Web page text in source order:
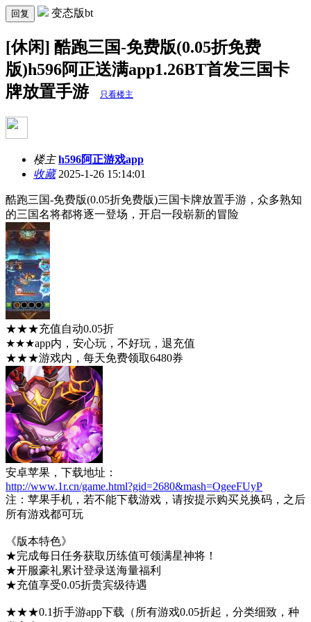
回复 变态版bt
[休闲] 酷跑三国-免费版(0.05折免费
版)h596阿正送满app1.26BT首发三国卡
牌放置手游
只看楼主
楼主 h596阿正游戏app
收藏2025-1-26 15:14:01
酷跑三国-免费版(0.05折免费版)三国卡牌放置手游，众多熟知
的三国名将都将逐一登场，开启一段崭新的冒险
★★★充值自动0.05折
★★★app内，安心玩，不好玩，退充值
★★★游戏内，每天免费领取6480券
安卓苹果，下载地址：
http://www.1r.cn/game.html?gid=2680&mash=OgeeFUyP
注：苹果手机，若不能下载游戏，请按提示购买兑换码，之后
所有游戏都可玩
《版本特色》
★完成每日任务获取历练值可领满星神将！
★开服豪礼累计登录送海量福利
★充值享受0.05折贵宾级待遇
★★★0.1折手游app下载（所有游戏0.05折起，分类细致，种